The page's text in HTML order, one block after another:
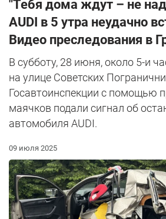
"Тебя дома ждут – не
AUDI в 5 утра неудачно
Видео преследования в
В субботу, 28 июня, около 5-и
на улице Советских
Госавтоинспекции с помощью
маячков подали сигнал об
автомобиля AUDI.
09 июля 2025